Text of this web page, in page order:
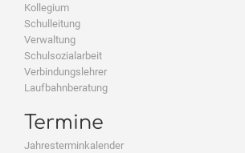
Kollegium
Schulleitung
Verwaltung
Schulsozialarbeit
Verbindungslehrer
Laufbahnberatung
Termine
Jahresterminkalender